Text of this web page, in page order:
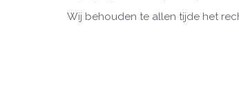
Wij behouden te allen tijde het